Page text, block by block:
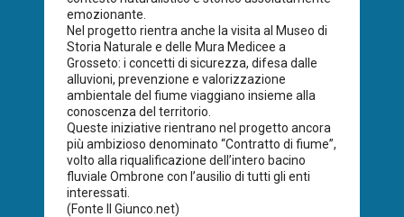
emozionante.
Nel progetto rientra anche la visita al Museo di
Storia Naturale e delle Mura Medicee a
Grosseto: i concetti di sicurezza, difesa dalle
alluvioni, prevenzione e valorizzazione
ambientale del fiume viaggiano insieme alla
conoscenza del territorio.
Queste iniziative rientrano nel progetto ancora
più ambizioso denominato “Contratto di fiume”,
volto alla riqualificazione dell’intero bacino
fluviale Ombrone con l’ausilio di tutti gli enti
interessati.
(Fonte Il Giunco.net)